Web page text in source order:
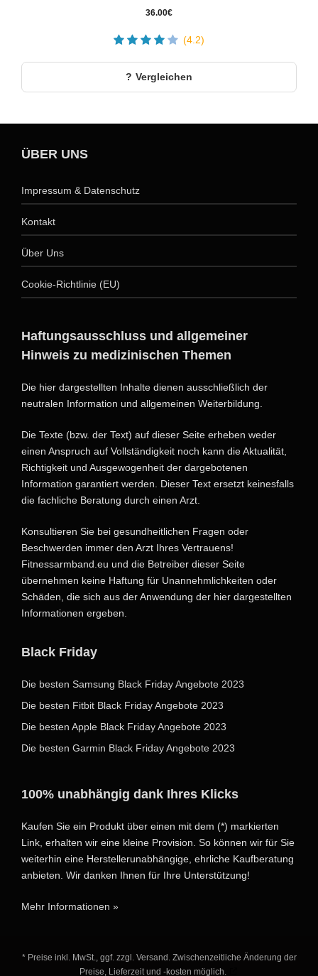
36.00€
(4.2)
Vergleichen
ÜBER UNS
Impressum & Datenschutz
Kontakt
Über Uns
Cookie-Richtlinie (EU)
Haftungsausschluss und allgemeiner
Hinweis zu medizinischen Themen
Die hier dargestellten Inhalte dienen ausschließlich der
neutralen Information und allgemeinen Weiterbildung.
Die Texte (bzw. der Text) auf dieser Seite erheben weder
einen Anspruch auf Vollständigkeit noch kann die Aktualität,
Richtigkeit und Ausgewogenheit der dargebotenen
Information garantiert werden. Dieser Text ersetzt keinesfalls
die fachliche Beratung durch einen Arzt.
Konsultieren Sie bei gesundheitlichen Fragen oder
Beschwerden immer den Arzt Ihres Vertrauens!
Fitnessarmband.eu und die Betreiber dieser Seite
übernehmen keine Haftung für Unannehmlichkeiten oder
Schäden, die sich aus der Anwendung der hier dargestellten
Informationen ergeben.
Black Friday
Die besten Samsung Black Friday Angebote 2023
Die besten Fitbit Black Friday Angebote 2023
Die besten Apple Black Friday Angebote 2023
Die besten Garmin Black Friday Angebote 2023
100% unabhängig dank Ihres Klicks
Kaufen Sie ein Produkt über einen mit dem (*) markierten
Link, erhalten wir eine kleine Provision. So können wir für Sie
weiterhin eine Herstellerunabhängige, ehrliche Kaufberatung
anbieten. Wir danken Ihnen für Ihre Unterstützung!
Mehr Informationen »
* Preise inkl. MwSt., ggf. zzgl. Versand. Zwischenzeitliche Änderung der
Preise, Lieferzeit und -kosten möglich.